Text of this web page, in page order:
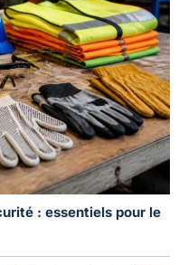
: essentiels pour le